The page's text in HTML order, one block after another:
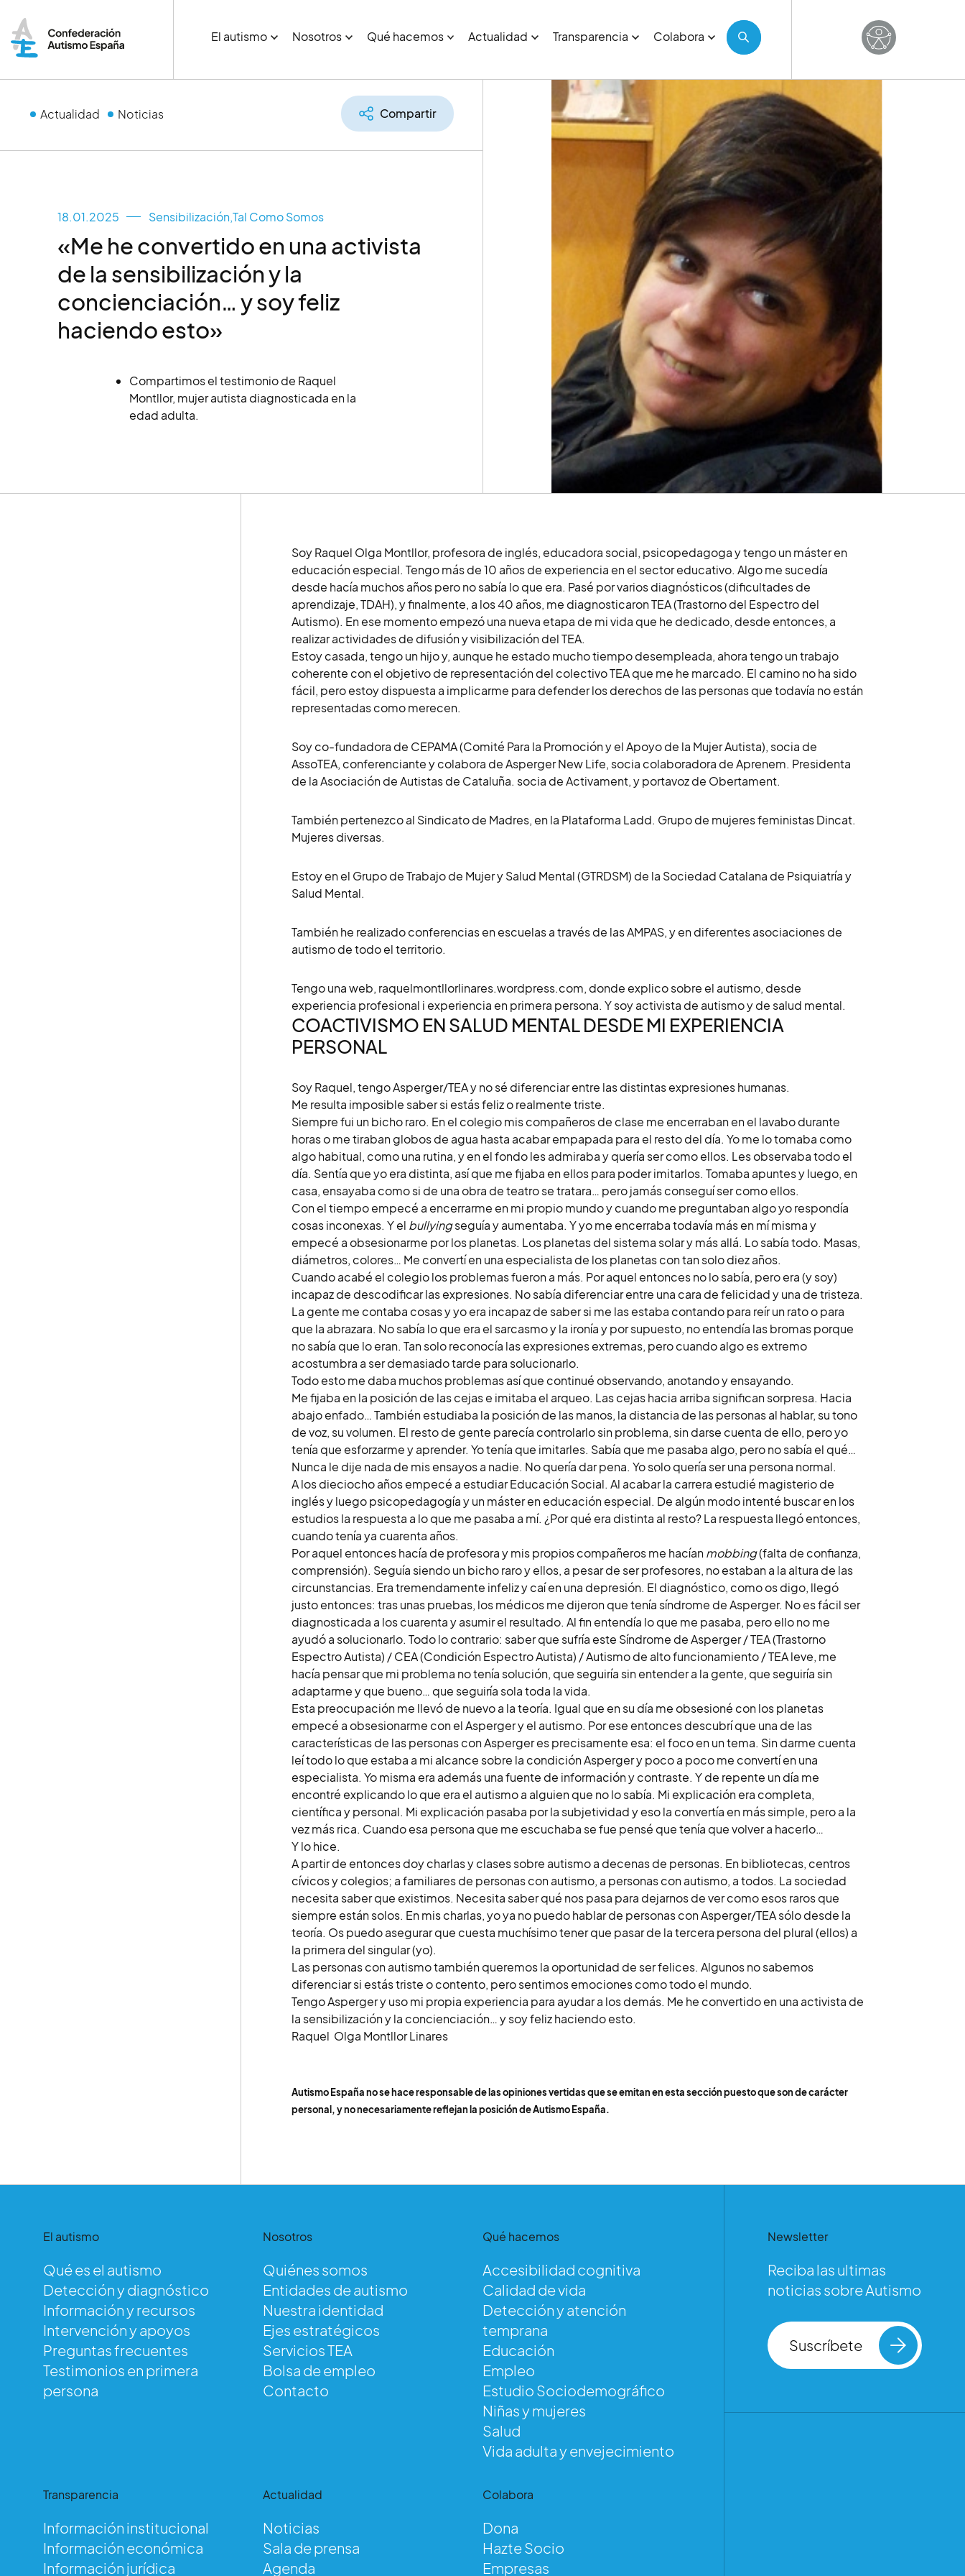
El autismo Nosotros Qué hacemos Actualidad Transparencia Colabora
Actualidad Noticias Compartir
18.01.2025 Sensibilización,Tal Como Somos
«Me he convertido en una activista
de la sensibilización y la
concienciación… y soy feliz
haciendo esto»
Compartimos el testimonio de Raquel
Montllor, mujer autista diagnosticada en la
edad adulta.
Soy Raquel Olga Montllor, profesora de inglés, educadora social, psicopedagoga y tengo un máster en
educación especial. Tengo más de 10 años de experiencia en el sector educativo. Algo me sucedía
desde hacía muchos años pero no sabía lo que era. Pasé por varios diagnósticos (dificultades de
aprendizaje, TDAH), y finalmente, a los 40 años, me diagnosticaron TEA (Trastorno del Espectro del
Autismo). En ese momento empezó una nueva etapa de mi vida que he dedicado, desde entonces, a
realizar actividades de difusión y visibilización del TEA.
Estoy casada, tengo un hijo y, aunque he estado mucho tiempo desempleada, ahora tengo un trabajo
coherente con el objetivo de representación del colectivo TEA que me he marcado. El camino no ha sido
fácil, pero estoy dispuesta a implicarme para defender los derechos de las personas que todavía no están
representadas como merecen.
Soy co-fundadora de CEPAMA (Comité Para la Promoción y el Apoyo de la Mujer Autista), socia de
AssoTEA, conferenciante y colabora de Asperger New Life, socia colaboradora de Aprenem. Presidenta
de la Asociación de Autistas de Cataluña. socia de Activament, y portavoz de Obertament.
También pertenezco al Sindicato de Madres, en la Plataforma Ladd. Grupo de mujeres feministas Dincat.
Mujeres diversas.
Estoy en el Grupo de Trabajo de Mujer y Salud Mental (GTRDSM) de la Sociedad Catalana de Psiquiatría y
Salud Mental.
También he realizado conferencias en escuelas a través de las AMPAS, y en diferentes asociaciones de
autismo de todo el territorio.
Tengo una web, raquelmontllorlinares.wordpress.com, donde explico sobre el autismo, desde
experiencia profesional i experiencia en primera persona. Y soy activista de autismo y de salud mental.
COACTIVISMO EN SALUD MENTAL DESDE MI EXPERIENCIA
PERSONAL
Soy Raquel, tengo Asperger/TEA y no sé diferenciar entre las distintas expresiones humanas.
Me resulta imposible saber si estás feliz o realmente triste.
Siempre fui un bicho raro. En el colegio mis compañeros de clase me encerraban en el lavabo durante
horas o me tiraban globos de agua hasta acabar empapada para el resto del día. Yo me lo tomaba como
algo habitual, como una rutina, y en el fondo les admiraba y quería ser como ellos. Les observaba todo el
día. Sentía que yo era distinta, así que me fijaba en ellos para poder imitarlos. Tomaba apuntes y luego, en
casa, ensayaba como si de una obra de teatro se tratara… pero jamás conseguí ser como ellos.
Con el tiempo empecé a encerrarme en mi propio mundo y cuando me preguntaban algo yo respondía
cosas inconexas. Y el bullyingseguía y aumentaba. Y yo me encerraba todavía más en mí misma y
empecé a obsesionarme por los planetas. Los planetas del sistema solar y más allá. Lo sabía todo. Masas,
diámetros, colores… Me convertí en una especialista de los planetas con tan solo diez años.
Cuando acabé el colegio los problemas fueron a más. Por aquel entonces no lo sabía, pero era (y soy)
incapaz de descodificar las expresiones. No sabía diferenciar entre una cara de felicidad y una de tristeza.
La gente me contaba cosas y yo era incapaz de saber si me las estaba contando para reír un rato o para
que la abrazara. No sabía lo que era el sarcasmo y la ironía y por supuesto, no entendía las bromas porque
no sabía que lo eran. Tan solo reconocía las expresiones extremas, pero cuando algo es extremo
acostumbra a ser demasiado tarde para solucionarlo.
Todo esto me daba muchos problemas así que continué observando, anotando y ensayando.
Me fijaba en la posición de las cejas e imitaba el arqueo. Las cejas hacia arriba significan sorpresa. Hacia
abajo enfado… También estudiaba la posición de las manos, la distancia de las personas al hablar, su tono
de voz, su volumen. El resto de gente parecía controlarlo sin problema, sin darse cuenta de ello, pero yo
tenía que esforzarme y aprender. Yo tenía que imitarles. Sabía que me pasaba algo, pero no sabía el qué…
Nunca le dije nada de mis ensayos a nadie. No quería dar pena. Yo solo quería ser una persona normal.
A los dieciocho años empecé a estudiar Educación Social. Al acabar la carrera estudié magisterio de
inglés y luego psicopedagogía y un máster en educación especial. De algún modo intenté buscar en los
estudios la respuesta a lo que me pasaba a mí. ¿Por qué era distinta al resto? La respuesta llegó entonces,
cuando tenía ya cuarenta años.
Por aquel entonces hacía de profesora y mis propios compañeros me hacíanmobbing(falta de confianza,
comprensión). Seguía siendo un bicho raro y ellos, a pesar de ser profesores, no estaban a la altura de las
circunstancias. Era tremendamente infeliz y caí en una depresión. El diagnóstico, como os digo, llegó
justo entonces: tras unas pruebas, los médicos me dijeron que tenía síndrome de Asperger. No es fácil ser
diagnosticada a los cuarenta y asumir el resultado. Al fin entendía lo que me pasaba, pero ello no me
ayudó a solucionarlo. Todo lo contrario: saber que sufría este Síndrome de Asperger / TEA (Trastorno
Espectro Autista) / CEA (Condición Espectro Autista) / Autismo de alto funcionamiento / TEA leve, me
hacía pensar que mi problema no tenía solución, que seguiría sin entender a la gente, que seguiría sin
adaptarme y que bueno… que seguiría sola toda la vida.
Esta preocupación me llevó de nuevo a la teoría. Igual que en su día me obsesioné con los planetas
empecé a obsesionarme con el Asperger y el autismo. Por ese entonces descubrí que una de las
características de las personas con Asperger es precisamente esa: el foco en un tema. Sin darme cuenta
leí todo lo que estaba a mi alcance sobre la condición Asperger y poco a poco me convertí en una
especialista. Yo misma era además una fuente de información y contraste. Y de repente un día me
encontré explicando lo que era el autismo a alguien que no lo sabía. Mi explicación era completa,
científica y personal. Mi explicación pasaba por la subjetividad y eso la convertía en más simple, pero a la
vez más rica. Cuando esa persona que me escuchaba se fue pensé que tenía que volver a hacerlo…
Y lo hice.
A partir de entonces doy charlas y clases sobre autismo a decenas de personas. En bibliotecas, centros
cívicos y colegios; a familiares de personas con autismo, a personas con autismo, a todos. La sociedad
necesita saber que existimos. Necesita saber qué nos pasa para dejarnos de ver como esos raros que
siempre están solos. En mis charlas, yo ya no puedo hablar de personas con Asperger/TEA sólo desde la
teoría. Os puedo asegurar que cuesta muchísimo tener que pasar de la tercera persona del plural (ellos) a
la primera del singular (yo).
Las personas con autismo también queremos la oportunidad de ser felices. Algunos no sabemos
diferenciar si estás triste o contento, pero sentimos emociones como todo el mundo.
Tengo Asperger y uso mi propia experiencia para ayudar a los demás. Me he convertido en una activista de
la sensibilización y la concienciación… y soy feliz haciendo esto.
Raquel Olga Montllor Linares
Autismo España no se hace responsable de las opiniones vertidas que se emitan en esta sección puesto que son de carácter
personal, y no necesariamente reflejan la posición de Autismo España.
El autismo
Qué es el autismo
Detección y diagnóstico
Información y recursos
Intervención y apoyos
Preguntas frecuentes
Testimonios en primera
persona
Nosotros
Quiénes somos
Entidades de autismo
Nuestra identidad
Ejes estratégicos
Servicios TEA
Bolsa de empleo
Contacto
Qué hacemos
Accesibilidad cognitiva
Calidad de vida
Detección y atención
temprana
Educación
Empleo
Estudio Sociodemográfico
Niñas y mujeres
Salud
Vida adulta y envejecimiento
Transparencia
Información institucional
Información económica
Información jurídica
Actualidad
Noticias
Sala de prensa
Agenda
Colabora
Dona
Hazte Socio
Empresas
Newsletter
Reciba las ultimas
noticias sobre Autismo
Suscríbete